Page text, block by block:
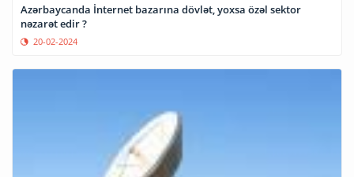
Azərbaycanda İnternet bazarına dövlət, yoxsa özəl sektor
nəzarət edir ?
20-02-2024